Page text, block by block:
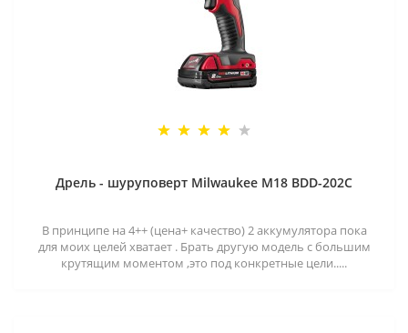
Дрель - шуруповерт Milwaukee M18 BDD-202C
В принципе на 4++ (цена+ качество) 2 аккумулятора пока
для моих целей хватает . Брать другую модель с большим
крутящим моментом ,это под конкретные цели.....